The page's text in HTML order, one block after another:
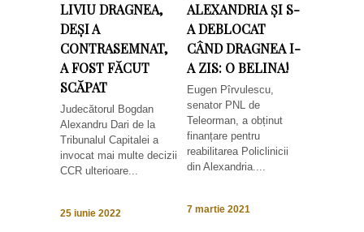
LIVIU DRAGNEA,
DEȘI A
CONTRASEMNAT,
A FOST FĂCUT
SCĂPAT
Judecătorul Bogdan
Alexandru Dari de la
Tribunalul Capitalei a
invocat mai multe decizii
CCR ulterioare...
25 iunie 2022
ALEXANDRIA ȘI S-
A DEBLOCAT
CÂND DRAGNEA I-
A ZIS: O BELINA!
Eugen Pîrvulescu,
senator PNL de
Teleorman, a obținut
finanțare pentru
reabilitarea Policlinicii
din Alexandria....
7 martie 2021